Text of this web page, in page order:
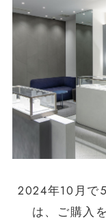
2024年10月で
は、ご購入